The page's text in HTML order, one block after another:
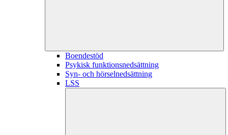
Boendestöd
Psykisk funktionsnedsättning
Syn- och hörselnedsättning
LSS